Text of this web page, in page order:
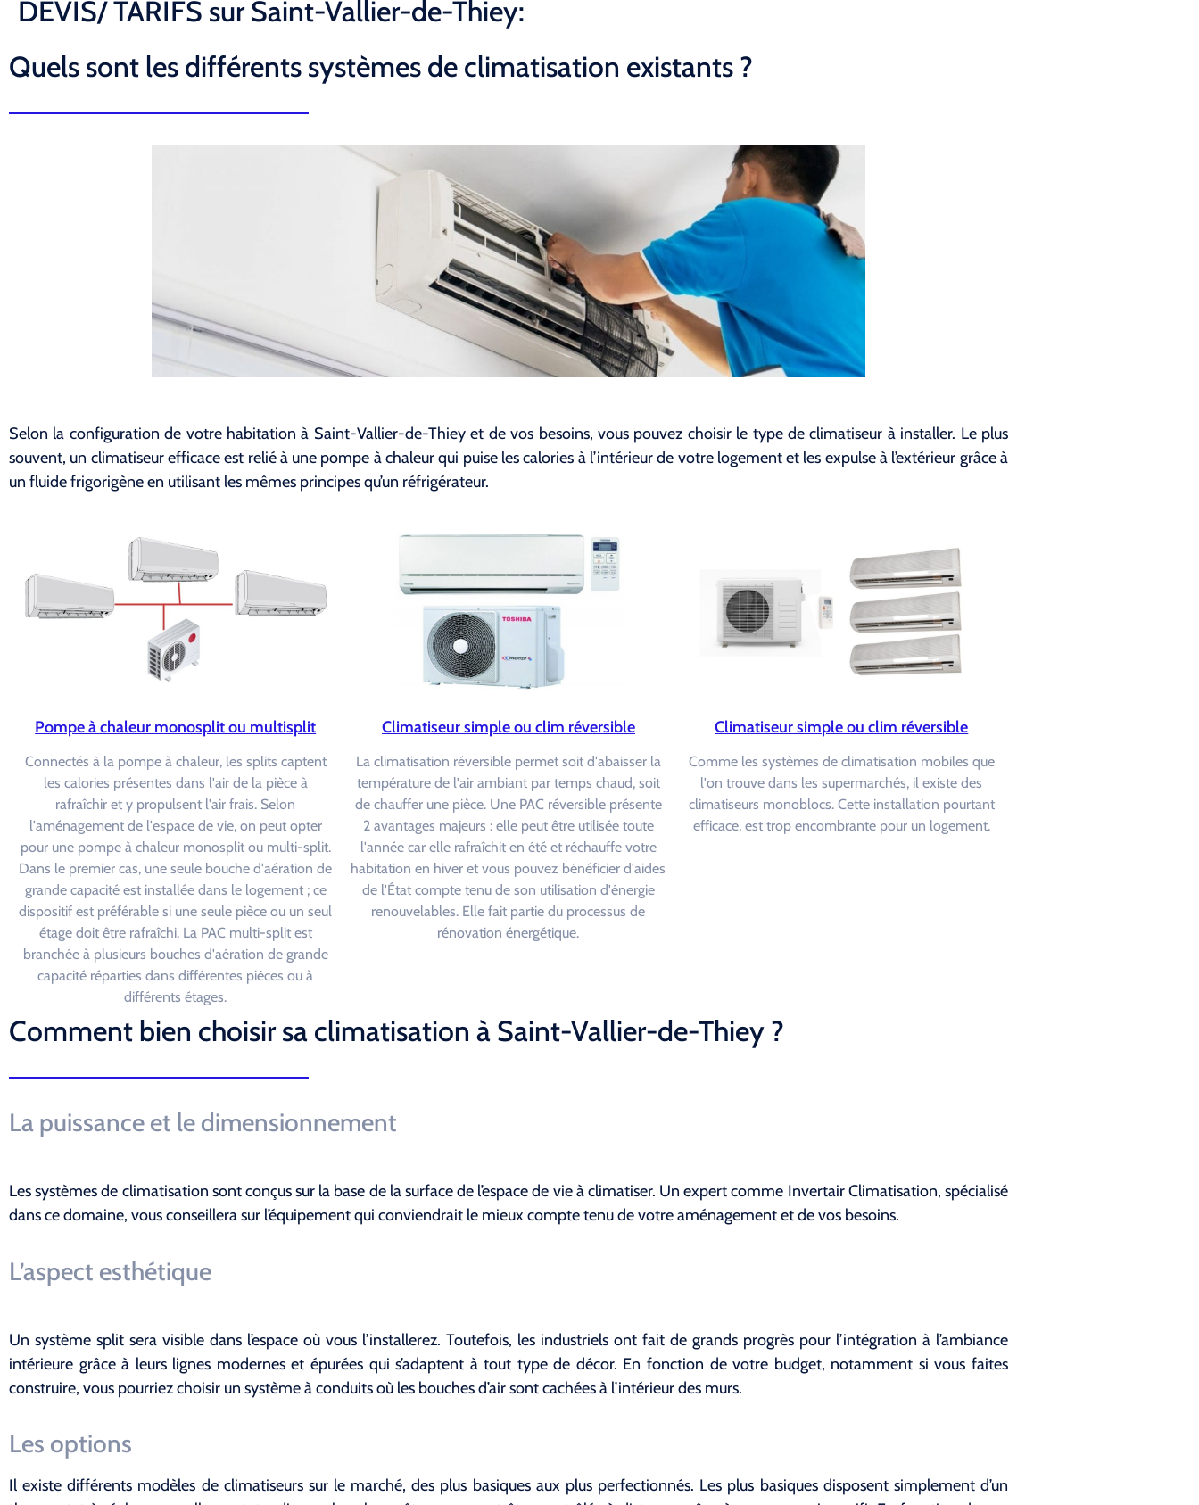
DEVIS/ TARIFS sur Saint-Vallier-de-Thiey:
Quels sont les différents systèmes de climatisation existants ?
Selon la configuration de votre habitation à Saint-Vallier-de-Thiey et de vos besoins, vous pouvez choisir le type de climatiseur à installer. Le plus
souvent, un climatiseur efficace est relié à une pompe à chaleur qui puise les calories à l’intérieur de votre logement et les expulse à l’extérieur grâce à
un fluide frigorigène en utilisant les mêmes principes qu’un réfrigérateur.
Pompe à chaleur monosplit ou multisplit
Connectés à la pompe à chaleur, les splits captent
les calories présentes dans l'air de la pièce à
rafraîchir et y propulsent l'air frais. Selon
l'aménagement de l'espace de vie, on peut opter
pour une pompe à chaleur monosplit ou multi-split.
Dans le premier cas, une seule bouche d'aération de
grande capacité est installée dans le logement ; ce
dispositif est préférable si une seule pièce ou un seul
étage doit être rafraîchi. La PAC multi-split est
branchée à plusieurs bouches d'aération de grande
capacité réparties dans différentes pièces ou à
différents étages.
Climatiseur simple ou clim réversible
La climatisation réversible permet soit d'abaisser la
température de l'air ambiant par temps chaud, soit
de chauffer une pièce. Une PAC réversible présente
2 avantages majeurs : elle peut être utilisée toute
l'année car elle rafraîchit en été et réchauffe votre
habitation en hiver et vous pouvez bénéficier d'aides
de l'État compte tenu de son utilisation d'énergie
renouvelables. Elle fait partie du processus de
rénovation énergétique.
Climatiseur simple ou clim réversible
Comme les systèmes de climatisation mobiles que
l'on trouve dans les supermarchés, il existe des
climatiseurs monoblocs. Cette installation pourtant
efficace, est trop encombrante pour un logement.
Comment bien choisir sa climatisation à Saint-Vallier-de-Thiey ?
La puissance et le dimensionnement
Les systèmes de climatisation sont conçus sur la base de la surface de l’espace de vie à climatiser. Un expert comme Invertair Climatisation, spécialisé
dans ce domaine, vous conseillera sur l’équipement qui conviendrait le mieux compte tenu de votre aménagement et de vos besoins.
L’aspect esthétique
Un système split sera visible dans l’espace où vous l’installerez. Toutefois, les industriels ont fait de grands progrès pour l’intégration à l’ambiance
intérieure grâce à leurs lignes modernes et épurées qui s’adaptent à tout type de décor. En fonction de votre budget, notamment si vous faites
construire, vous pourriez choisir un système à conduits où les bouches d’air sont cachées à l’intérieur des murs.
Les options
Il existe différents modèles de climatiseurs sur le marché, des plus basiques aux plus perfectionnés. Les plus basiques disposent simplement d’un